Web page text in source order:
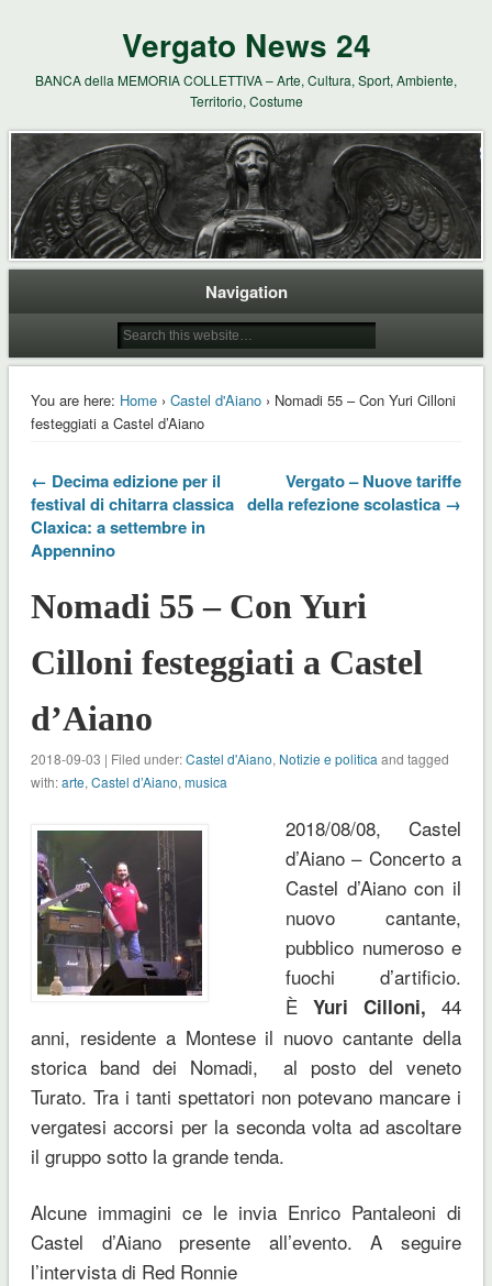
Vergato News 24
BANCA della MEMORIA COLLETTIVA – Arte, Cultura, Sport, Ambiente,
Territorio, Costume
Navigation
You are here: Home› Castel d'Aiano› Nomadi 55 – Con Yuri Cilloni
festeggiati a Castel d’Aiano
← Decima edizione per il
festival di chitarra classica
Claxica: a settembre in
Appennino
Vergato – Nuove tariffe
della refezione scolastica →
Nomadi 55 – Con Yuri
Cilloni festeggiati a Castel
d’Aiano
2018-09-03 | Filed under:Castel d'Aiano, Notizie e politica and tagged
with:arte, Castel d’Aiano, musica
2018/08/08, Castel
d’Aiano – Concerto a
Castel d’Aiano con il
nuovo cantante,
pubblico numeroso e
fuochi d’artificio.
ÈYuri Cilloni, 44
anni, residente a Montese il nuovo cantante della
storica band dei Nomadi, al posto del veneto
Turato. Tra i tanti spettatori non potevano mancare i
vergatesi accorsi per la seconda volta ad ascoltare
il gruppo sotto la grande tenda.
Alcune immagini ce le invia Enrico Pantaleoni di
Castel d’Aiano presente all’evento. A seguire
l’intervista di Red Ronnie